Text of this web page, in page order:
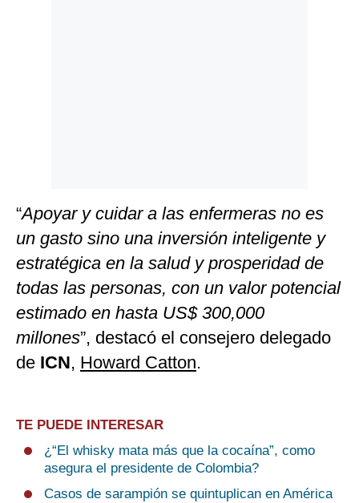
“Apoyar y cuidar a las enfermeras no es
un gasto sino una inversión inteligente y
estratégica en la salud y prosperidad de
todas las personas, con un valor potencial
estimado en hasta US$ 300,000
millones”, destacó el consejero delegado
de ICN, Howard Catton.
TE PUEDE INTERESAR
¿“El whisky mata más que la cocaína”, como
asegura el presidente de Colombia?
Casos de sarampión se quintuplican en América